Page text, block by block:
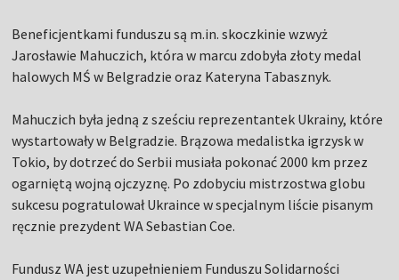
Beneficjentkami funduszu są m.in. skoczkinie wzwyż
Jarosławie Mahuczich, która w marcu zdobyła złoty medal
halowych MŚ w Belgradzie oraz Kateryna Tabasznyk.
Mahuczich była jedną z sześciu reprezentantek Ukrainy, które
wystartowały w Belgradzie. Brązowa medalistka igrzysk w
Tokio, by dotrzeć do Serbii musiała pokonać 2000 km przez
ogarniętą wojną ojczyznę. Po zdobyciu mistrzostwa globu
sukcesu pogratulował Ukraince w specjalnym liście pisanym
ręcznie prezydent WA Sebastian Coe.
Fundusz WA jest uzupełnieniem Funduszu Solidarności